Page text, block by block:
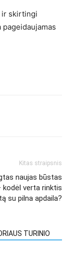
ir skirtingi
Kitas straipsnis
naujas būstas
kodėl verta rinktis
su pilna apdaila?
TURINIO